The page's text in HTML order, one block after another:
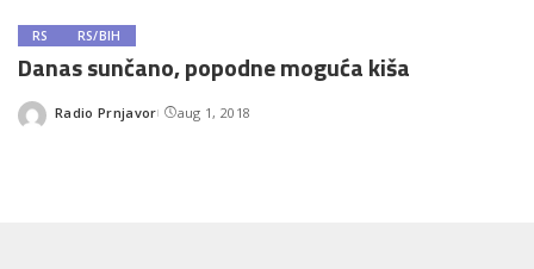
RS RS/BIH
Danas sunčano, popodne moguća kiša
Posted
Radio Prnjavor aug 1, 2018